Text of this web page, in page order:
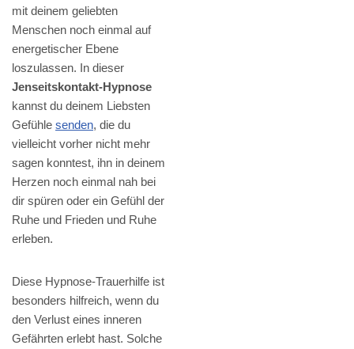
mit deinem geliebten
Menschen noch einmal auf
energetischer Ebene
loszulassen. In dieser
Jenseitskontakt-Hypnose
kannst du deinem Liebsten
Gefühle senden, die du
vielleicht vorher nicht mehr
sagen konntest, ihn in deinem
Herzen noch einmal nah bei
dir spüren oder ein Gefühl der
Ruhe und Frieden und Ruhe
erleben.
Diese Hypnose-Trauerhilfe ist
besonders hilfreich, wenn du
den Verlust eines inneren
Gefährten erlebt hast. Solche